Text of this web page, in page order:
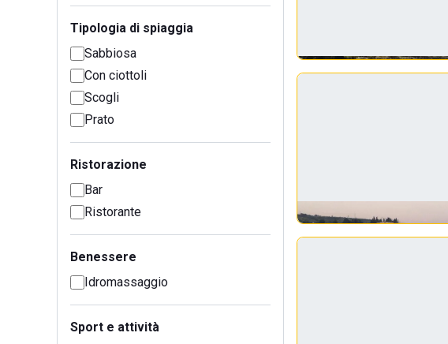
Tipologia di spiaggia
Sabbiosa
Con ciottoli
Scogli
Prato
Ristorazione
Bar
Ristorante
Benessere
Idromassaggio
Sport e attività